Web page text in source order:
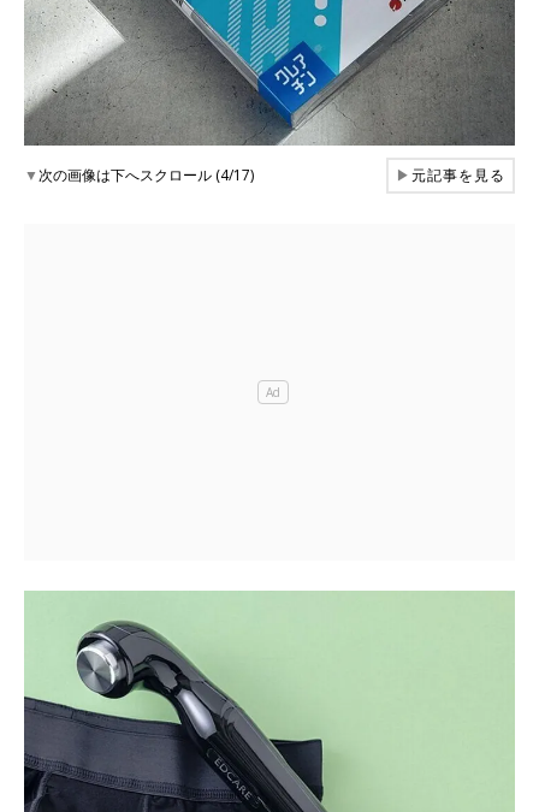
▼次の画像は下へスクロール (4/17) ▶元記事を見る